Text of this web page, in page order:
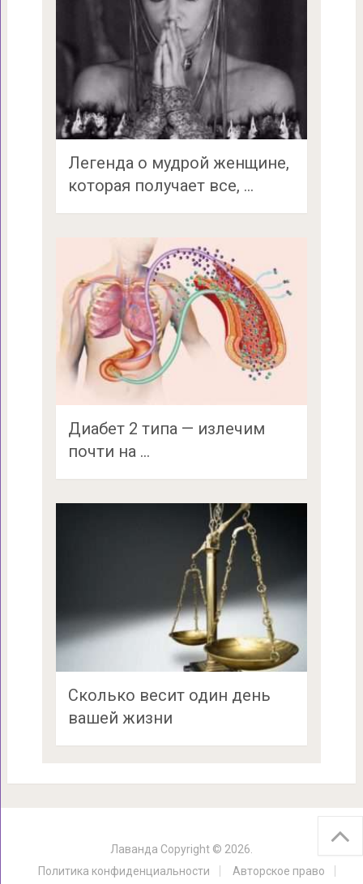
Легенда о мудрой женщине,
которая получает все, …
Диабет 2 типа — излечим
почти на …
Сколько весит один день
вашей жизни
Лаванда Copyright © 2026.
Политика конфиденциальности
Авторское право